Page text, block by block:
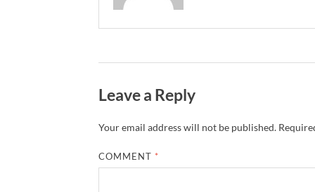
Leave a Reply
Your email address will not be published.
COMMENT *